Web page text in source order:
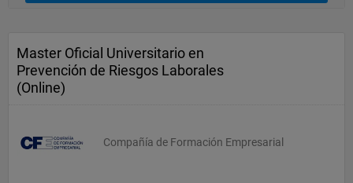
Master Oficial Universitario en
Prevención de Riesgos Laborales
(Online)
Compañía de Formación Empresarial